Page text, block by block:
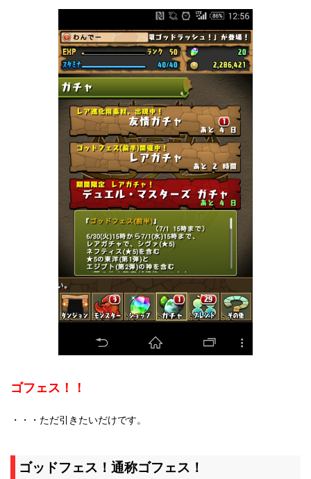
ゴフェス！！
・・・ただ引きたいだけです。
ゴッドフェス！通称ゴフェス！